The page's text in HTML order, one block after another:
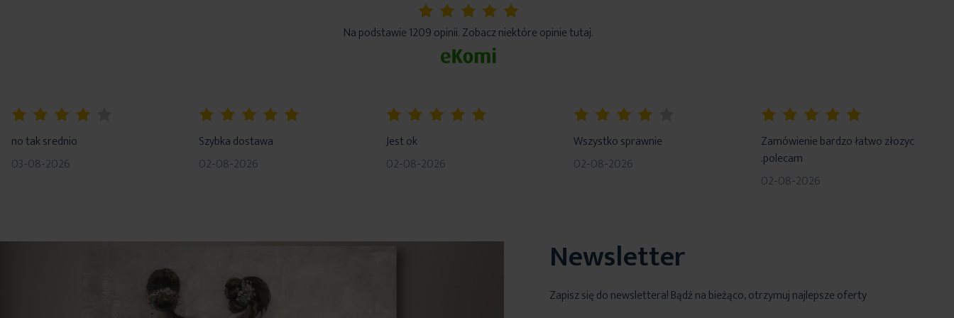
5%
Na podstawie 1209 opinii. Zobacz niektóre opinie tutaj.
no tak srednio
03-08-2026
Szybka dostawa
02-08-2026
Jest ok
02-08-2026
Wszystko sprawnie
02-08-2026
Zamówienie bardzo łatwo złozyc
.polecam
02-08-2026
Newsletter
Zapisz się do newslettera! Bądź na bieżąco, otrzymuj najlepsze oferty